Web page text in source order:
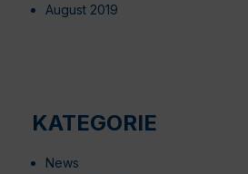
August 2019
KATEGORIE
News